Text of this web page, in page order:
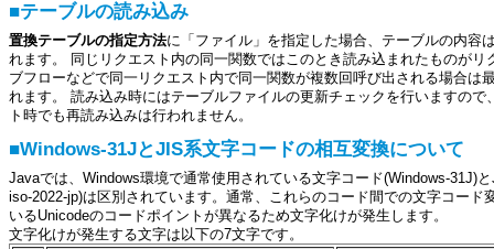
■テーブルの読み込み
置換テーブルの指定方法に「 ファイル 」を指定した場合、テーブルの内容
れます。 同じリクエスト内の同一関数ではこのとき読み込まれたものが
ブフローなどで同一リクエスト内で同一関数が複数回呼び出される場合は
れます。 読み込み時にはテーブルファイルの更新チェックを行いますの
ト時でも再読み込みは行われません。
■Windows-31JとJIS系文字コードの相互変換について
Javaでは、Windows環境で通常使用されている文字コード(Windows-31J)
iso-2022-jp)は区別されています。通常、これらのコード間での文字コー
いるUnicodeのコードポイントが異なるため文字化けが発生します。
文字化けが発生する文字は以下の7文字です。